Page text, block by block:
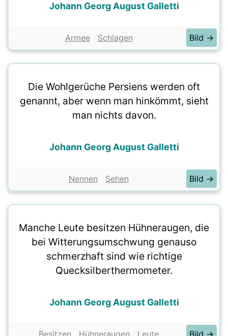
Johann Georg August Galletti
Armee Schlagen Bild →
Die Wohlgerüche Persiens werden oft
genannt, aber wenn man hinkömmt, sieht
man nichts davon.
Johann Georg August Galletti
Nennen Sehen Bild →
Manche Leute besitzen Hühneraugen, die
bei Witterungsumschwung genauso
schmerzhaft sind wie richtige
Quecksilberthermometer.
Johann Georg August Galletti
Besitzen Hühneraugen Leute Bild →